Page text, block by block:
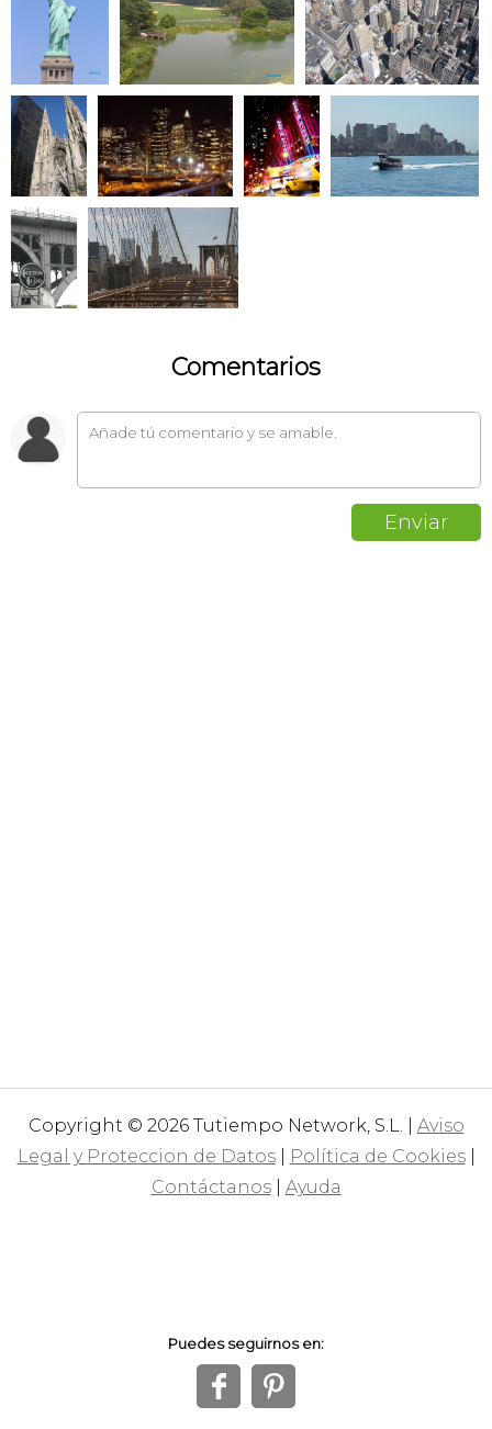
Comentarios
Copyright © 2026 Tutiempo Network, S.L. | Aviso
Legal y Proteccion de Datos| Política de Cookies|
Contáctanos| Ayuda
Puedes seguirnos en:
f 1